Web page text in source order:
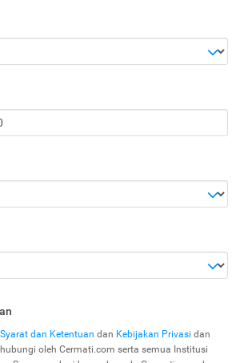
Syarat dan Ketentuan dan Kebijakan Privasi dan
oleh Cermati.com serta semua Institusi